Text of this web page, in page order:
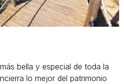
bella y especial de toda la
lo mejor del patrimonio